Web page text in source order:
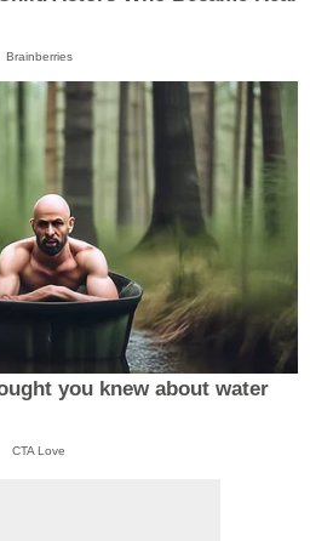
Brainberries
you knew about water
CTA Love